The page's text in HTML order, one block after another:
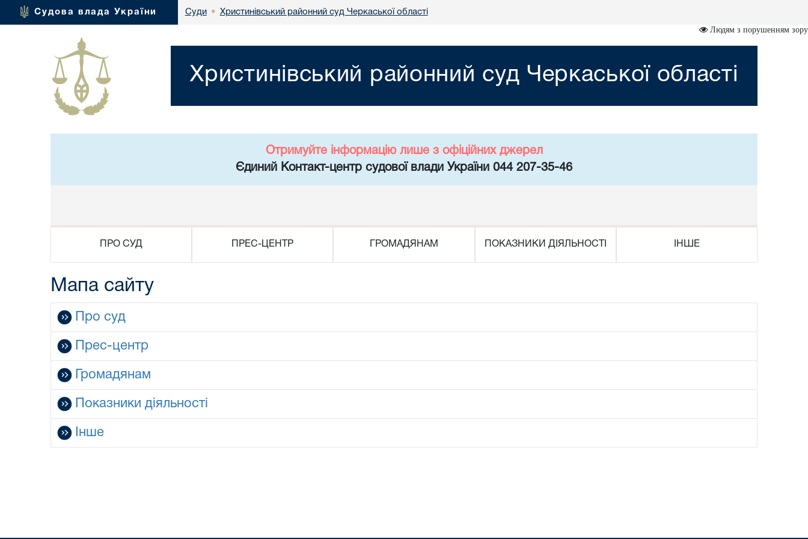
Судова влада України Суди • Христинівський районний суд Черкаської області
Людям з порушенням зору
Христинівський районний суд Черкаської області
Отримуйте інформацію лише з офіційних джерел
Єдиний Контакт-центр судової влади України 044 207-35-46
ПРО СУД ПРЕС-ЦЕНТР ГРОМАДЯНАМ ПОКАЗНИКИ ДІЯЛЬНОСТІ ІНШЕ
Мапа сайту
Про суд
Прес-центр
Громадянам
Показники діяльності
Інше